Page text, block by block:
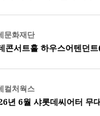
문화재단
콘서트홀 하우스어텐던
컬처웍스
년 6월 샤롯데씨어터 무